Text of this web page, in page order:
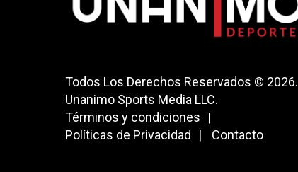
Todos Los Derechos Reservados © 2026.
Unanimo Sports Media LLC.
Términos y condiciones
Políticas de Privacidad
Contacto